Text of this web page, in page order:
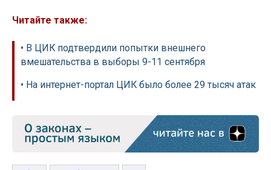
Читайте также:
• В ЦИК подтвердили попытки внешнего
вмешательства в выборы 9-11 сентября
• На интернет-портал ЦИК было более 29 тысяч атак